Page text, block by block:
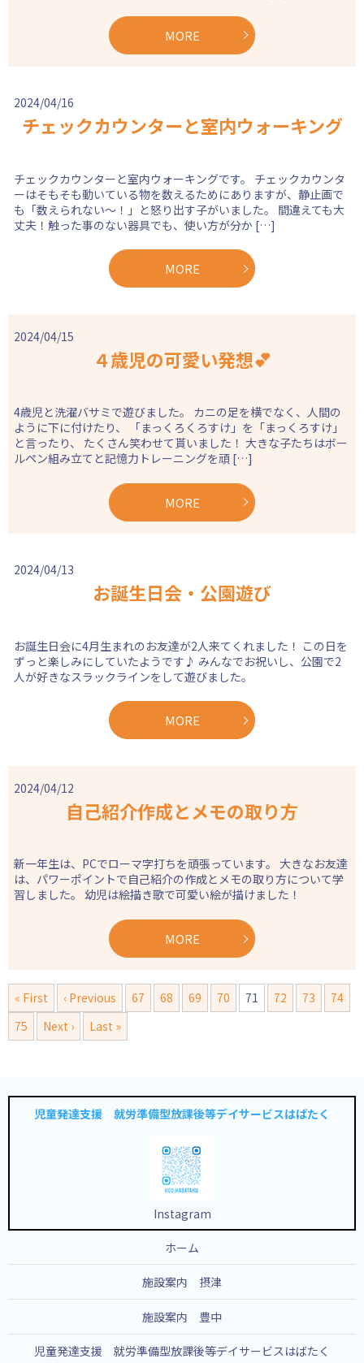
MORE
2024/04/16
チェックカウンターと室内ウォーキング
チェックカウンターと室内ウォーキングです。 チェックカウンタ
ーはそもそも動いている物を数えるためにありますが、静止画で
も「数えられない〜！」と怒り出す子がいました。 間違えても大
丈夫！触った事のない器具でも、使い方が分か […]
MORE
2024/04/15
４歳児の可愛い発想💕
4歳児と洗濯バサミで遊びました。 カニの足を横でなく、人間の
ように下に付けたり、 「まっくろくろすけ」を「まっくろすけ」
と言ったり、 たくさん笑わせて貰いました！ 大きな子たちはボー
ルペン組み立てと記憶力トレーニングを頑 […]
MORE
2024/04/13
お誕生日会・公園遊び
お誕生日会に4月生まれのお友達が2人来てくれました！ この日を
ずっと楽しみにしていたようです♪ みんなでお祝いし、公園で2
人が好きなスラックラインをして遊びました。
MORE
2024/04/12
自己紹介作成とメモの取り方
新一年生は、PCでローマ字打ちを頑張っています。 大きなお友達
は、パワーポイントで自己紹介の作成とメモの取り方について学
習しました。 幼児は絵描き歌で可愛い絵が描けました！
MORE
« First ‹ Previous 67 68 69 70 71 72 73
74
75
Next › Last »
児童発達支援 就労準備型放課後等デイサービスはばたく
Instagram
ホーム
施設案内 摂津
施設案内 豊中
児童発達支援 就労準備型放課後等デイサービスはばたく